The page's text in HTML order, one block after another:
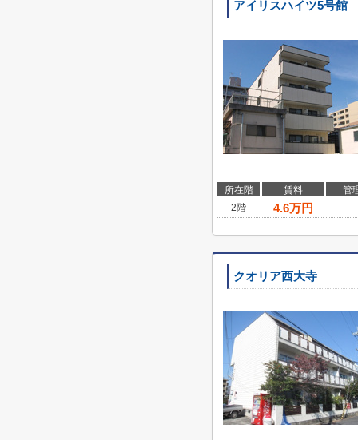
アイリスハイツ5号館
所在階 賃料
管
2階
4.6万円
クオリア西大寺